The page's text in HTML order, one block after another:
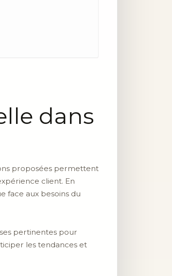
dans
proposées permettent
client. En
face aux besoins du
pertinentes pour
les tendances et